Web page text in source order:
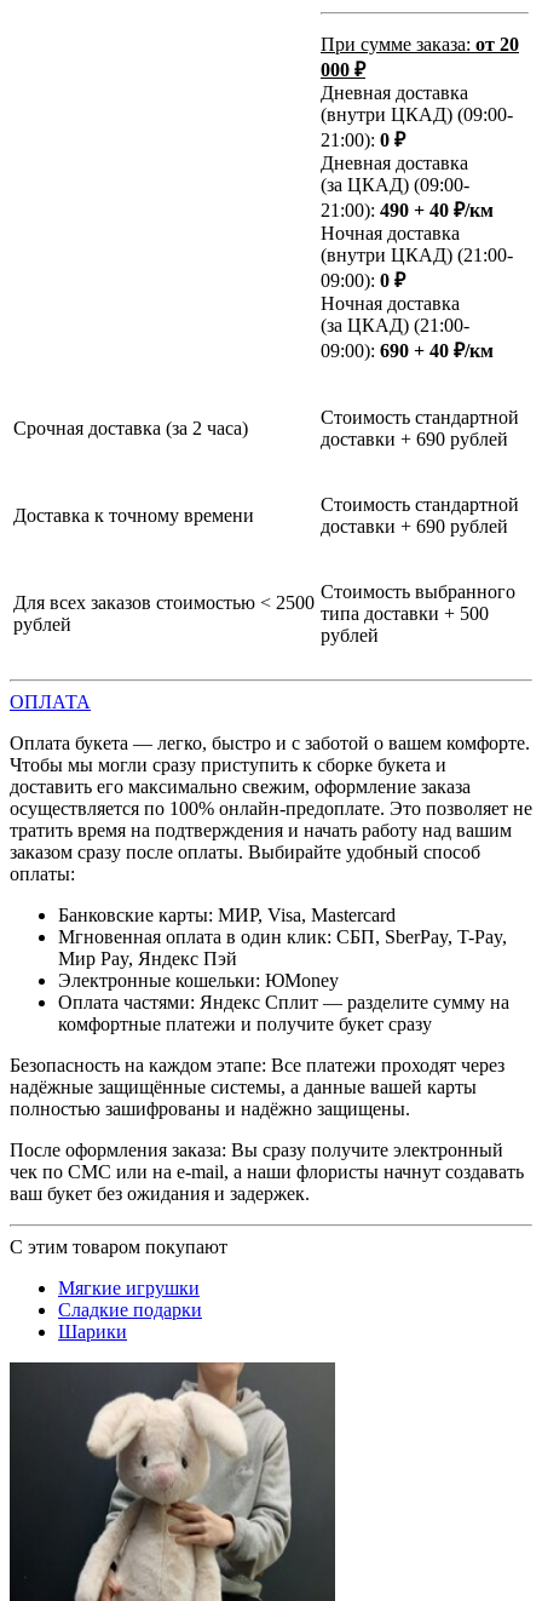
При сумме заказа: от 20
000 ₽
Дневная доставка
(внутри ЦКАД) (09:00-
21:00): 0 ₽
Дневная доставка
(за ЦКАД) (09:00-
21:00): 490 + 40 ₽/км
Ночная доставка
(внутри ЦКАД) (21:00-
09:00): 0 ₽
Ночная доставка
(за ЦКАД) (21:00-
09:00): 690 + 40 ₽/км
Срочная доставка (за 2 часа)
Стоимость стандартной
доставки + 690 рублей
Доставка к точному времени
Стоимость стандартной
доставки + 690 рублей
Для всех заказов стоимостью < 2500
рублей
Стоимость выбранного
типа доставки + 500
рублей
ОПЛАТА
Оплата букета — легко, быстро и с заботой о вашем комфорте.
Чтобы мы могли сразу приступить к сборке букета и
доставить его максимально свежим, оформление заказа
осуществляется по 100% онлайн-предоплате. Это позволяет не
тратить время на подтверждения и начать работу над вашим
заказом сразу после оплаты. Выбирайте удобный способ
оплаты:
Банковские карты: МИР, Visa, Mastercard
Мгновенная оплата в один клик: СБП, SberPay, T-Pay,
Мир Pay, Яндекс Пэй
Электронные кошельки: ЮMoney
Оплата частями: Яндекс Сплит — разделите сумму на
комфортные платежи и получите букет сразу
Безопасность на каждом этапе: Все платежи проходят через
надёжные защищённые системы, а данные вашей карты
полностью зашифрованы и надёжно защищены.
После оформления заказа: Вы сразу получите электронный
чек по СМС или на e-mail, а наши флористы начнут создавать
ваш букет без ожидания и задержек.
С этим товаром покупают
Мягкие игрушки
Сладкие подарки
Шарики